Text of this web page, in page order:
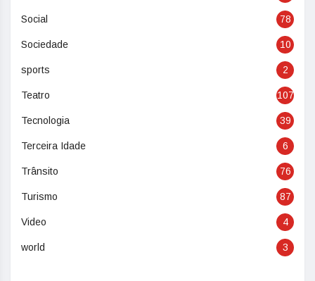
Social 78
Sociedade 10
sports 2
Teatro 107
Tecnologia 39
Terceira Idade 6
Trânsito 76
Turismo 87
Video 4
world 3